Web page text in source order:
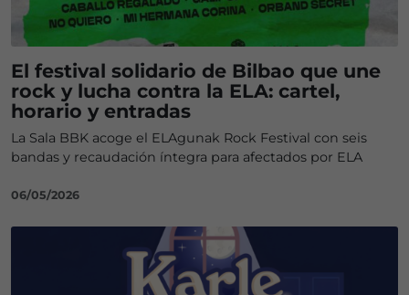
El festival solidario de Bilbao que une
rock y lucha contra la ELA: cartel,
horario y entradas
La Sala BBK acoge el ELAgunak Rock Festival con seis
bandas y recaudación íntegra para afectados por ELA
06/05/2026